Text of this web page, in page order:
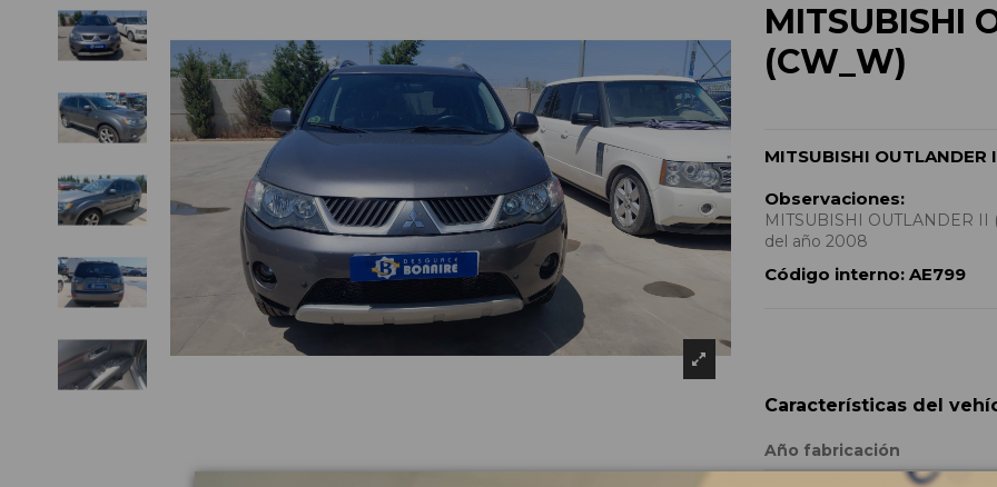
MITSUBISHI
(CW_W)
MITSUBISHI OUTLANDER
Observaciones:
MITSUBISHI OUTLANDER
del año 2008
Código interno: AE799
Características del
Año fabricación